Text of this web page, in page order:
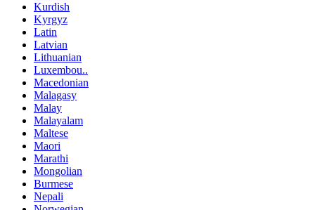
Kurdish
Kyrgyz
Latin
Latvian
Lithuanian
Luxembou..
Macedonian
Malagasy
Malay
Malayalam
Maltese
Maori
Marathi
Mongolian
Burmese
Nepali